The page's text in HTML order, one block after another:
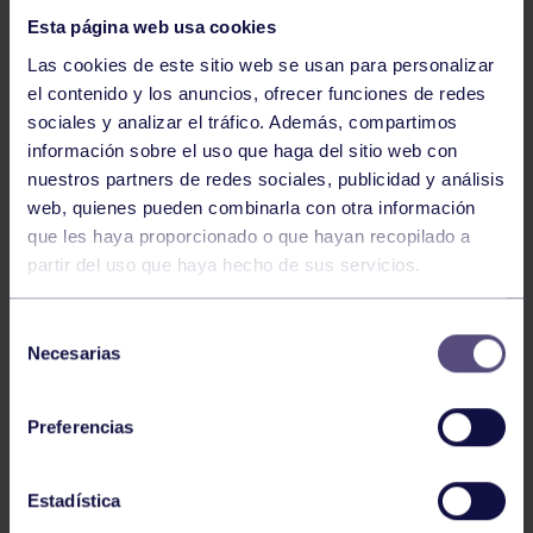
Esta página web usa cookies
Las cookies de este sitio web se usan para personalizar
el contenido y los anuncios, ofrecer funciones de redes
sociales y analizar el tráfico. Además, compartimos
información sobre el uso que haga del sitio web con
nuestros partners de redes sociales, publicidad y análisis
web, quienes pueden combinarla con otra información
que les haya proporcionado o que hayan recopilado a
partir del uso que haya hecho de sus servicios.
Necesarias
Preferencias
Estadística
Balonmano 25 May 2026
LEO CARDELI, CONVOCADO CON
ESPAÑA
Balonmano